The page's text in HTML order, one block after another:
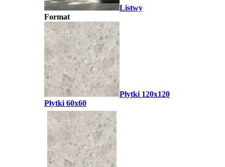
Listwy
Format
Płytki 120x120
Płytki 60x60